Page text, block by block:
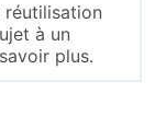
réutilisation
à un
plus.